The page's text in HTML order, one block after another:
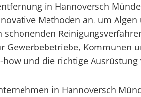
in Hannoversch
Methoden an, um
schonenden
Gewerbebetriebe, Kommunen
how und die richtige
in Hannoversch